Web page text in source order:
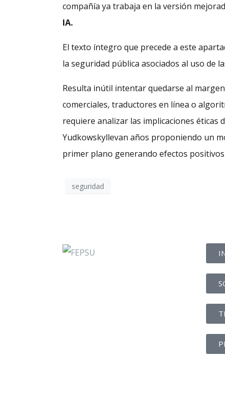
compañía ya trabaja en la versión
IA.
El texto íntegro que precede a este
la seguridad pública asociados al uso de
Resulta inútil intentar quedarse al
comerciales, traductores en línea o
requiere analizar las implicaciones éticas
Yudkowskyllevan años proponiendo un
primer plano generando efectos
seguridad